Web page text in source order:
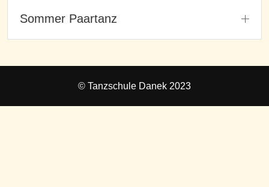
Sommer Paartanz
© Tanzschule Danek 2023